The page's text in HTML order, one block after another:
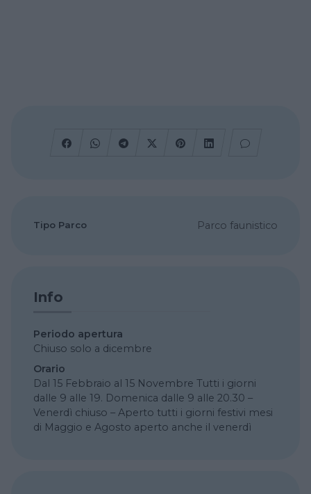
Tipo Parco Parco faunistico
Info
Periodo apertura
Chiuso solo a dicembre
Orario
Dal 15 Febbraio al 15 Novembre Tutti i giorni
dalle 9 alle 19. Domenica dalle 9 alle 20.30 –
Venerdì chiuso – Aperto tutti i giorni festivi mesi
di Maggio e Agosto aperto anche il venerdì